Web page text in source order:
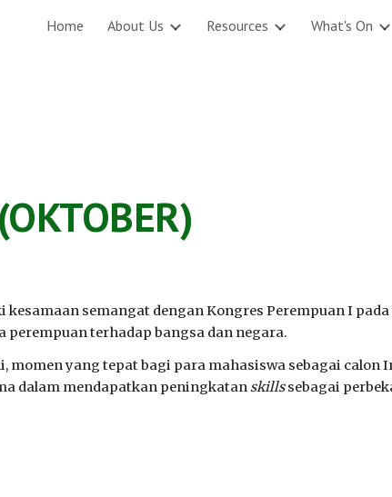
Skip to navigation
Home About Us Resources What's On
semangat dengan Kongres Perempuan I pada
terhadap bangsa dan negara.
momen yang tepat bagi para mahasiswa sebagai calon
dalam mendapatkan peningkatan skillssebagai